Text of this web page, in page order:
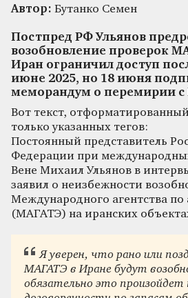
Автор: Бутанко Семен
Постпред РФ Ульянов
возобновление проверок
Иран ограничил доступ
июне 2025, но 18 июня
меморандум о перемирии
Вот текст,
только указанных тегов:
Постоянный представитель
Федерации при
Вене Михаил Ульянов в
заявил о неизбежности
Международного агентства
(МАГАТЭ) на иранских
Я уверен, что рано или
МАГАТЭ в Иране будут
обязательно это